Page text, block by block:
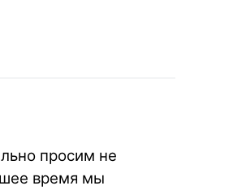
просим не
время мы